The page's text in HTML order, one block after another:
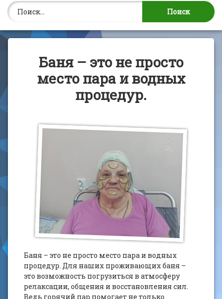
Найти:
Баня – это не просто
место пара и водных
процедур.
Баня – это не просто место пара и водных
процедур. Для наших проживающих баня –
это возможность погрузиться в атмосферу
релаксации, общения и восстановления сил.
Ведь горячий пар помогает не только